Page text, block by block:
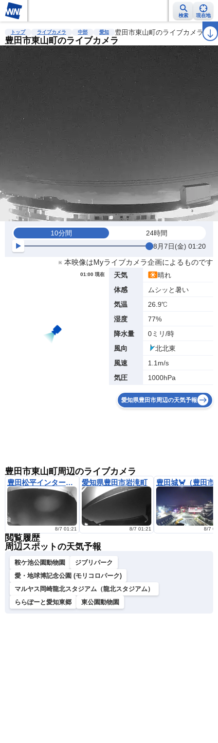
検索 現在地
雨雲レーダー 台風情報 地震情報 警報・注意報 2週間天気 ラ
トップ ライブカメラ 中部 愛知 豊田市東山町のライブカメラ
豊田市東山町のライブカメラ
10分間
24時間
8月7日(金) 01:20
※ 本映像はMyライブカメラ企画によるものです
01:00 現在 天気
晴れ
体感
ムシッと暑い
気温
26.9℃
湿度
77%
降水量
0ミリ/時
風向
北北東
風速
1.1m/s
気圧
1000hPa
愛知県豊田市周辺の天気予報
豊田市東山町周辺のライブカメラ
豊田松平インター西側
8/7 01:21
愛知県豊田市岩滝町
8/7 01:21
豊田城🦀（豊田市
8/7
閲覧履歴
周辺スポットの天気予報
鞍ケ池公園動物園
ジブリパーク
愛・地球博記念公園 (モリコロパーク)
マルヤス岡崎龍北スタジアム（龍北スタジアム）
ららぽーと愛知東郷
東公園動物園